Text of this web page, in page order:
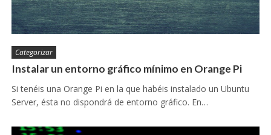
Categorizar
Instalar un entorno gráfico mínimo en Orange Pi
Si tenéis una Orange Pi en la que habéis instalado un Ubuntu
Server, ésta no dispondrá de entorno gráfico. En…